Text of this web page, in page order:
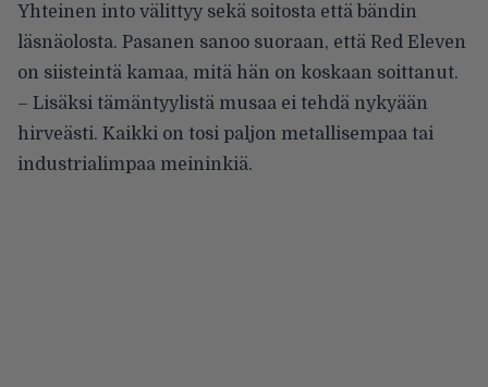
Yhteinen into välittyy sekä soitosta että bändin
läsnäolosta. Pasanen sanoo suoraan, että Red Eleven
on siisteintä kamaa, mitä hän on koskaan soittanut.
– Lisäksi tämäntyylistä musaa ei tehdä nykyään
hirveästi. Kaikki on tosi paljon metallisempaa tai
industrialimpaa meininkiä.